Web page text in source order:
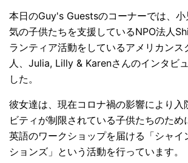
本日のGuy's Guestsのコーナーでは、
気の子供たちを支援しているNPO法人
ランティア活動をしているアメリカンス
人、Julia, Lilly & Karenさんのインタビ
した。
彼女達は、現在コロナ禍の影響により入
ビティが制限されている子供たちのた
英語のワークショップを届ける「シャイ
ションズ」という活動を行っています。